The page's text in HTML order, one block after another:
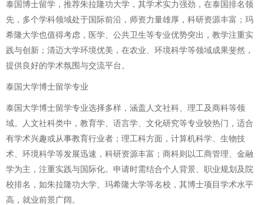
泰国博士留学，推荐朱拉隆功大学，其学术实力强劲，在泰国排名领
先，多个学科领域处于国际前沿，师资力量雄厚，科研资源丰富；玛
希隆大学也值得考虑，医学、公共卫生等专业优势突出，教学注重实
践与创新；清迈大学环境优美，在农业、环境科学等领域成果斐然，
提供良好的学术氛围与交流平台。
泰国大学博士留学专业
泰国大学博士留学专业选择多样，涵盖人文社科、理工及商科等领
域。人文社科类中，教育学、语言学、文化研究等专业较热门，适合
有学术兴趣或从事教育行业者；理工科方面，计算机科学、生物技
术、环境科学等发展迅速，科研资源丰富；商科则以工商管理、金融
学为主，注重实践与国际化。申请时需结合个人背景、职业规划及院
校排名，如朱拉隆功大学、玛希隆大学等名校，其博士项目学术水平
高，就业前景广阔。